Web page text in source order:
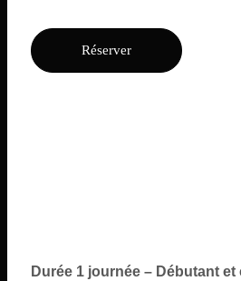
Réserver
Durée 1 journée – Débutant